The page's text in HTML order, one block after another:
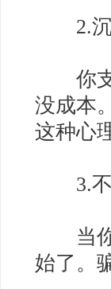
2.沉
你支
没成本
这种心
3.不
当你
始了。